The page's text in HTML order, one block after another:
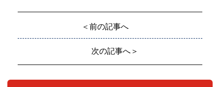
＜前の記事へ
次の記事へ＞